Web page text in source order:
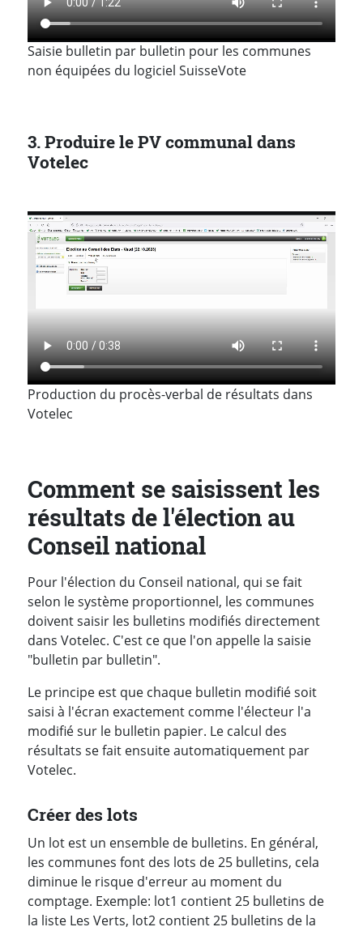
Saisie bulletin par bulletin pour les communes
non équipées du logiciel SuisseVote
3. Produire le PV communal dans
Votelec
Production du procès-verbal de résultats dans
Votelec
Comment se saisissent les
résultats de l'élection au
Conseil national
Pour l'élection du Conseil national, qui se fait
selon le système proportionnel, les communes
doivent saisir les bulletins modifiés directement
dans Votelec. C'est ce que l'on appelle la saisie
"bulletin par bulletin".
Le principe est que chaque bulletin modifié soit
saisi à l'écran exactement comme l'électeur l'a
modifié sur le bulletin papier. Le calcul des
résultats se fait ensuite automatiquement par
Votelec.
Créer des lots
Un lot est un ensemble de bulletins. En général,
les communes font des lots de 25 bulletins, cela
diminue le risque d'erreur au moment du
comptage. Exemple: lot1 contient 25 bulletins de
la liste Les Verts, lot2 contient 25 bulletins de la